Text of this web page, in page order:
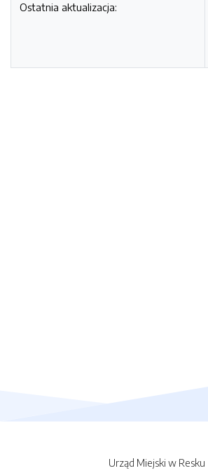
Ostatnia aktualizacja:
Urząd Miejski w Resku